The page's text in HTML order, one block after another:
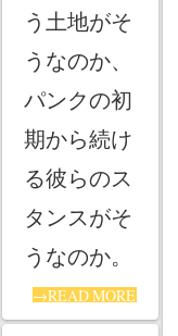
う土地がそ
うなのか、
パンクの初
期から続け
る彼らのス
タンスがそ
うなのか。
→READ MORE